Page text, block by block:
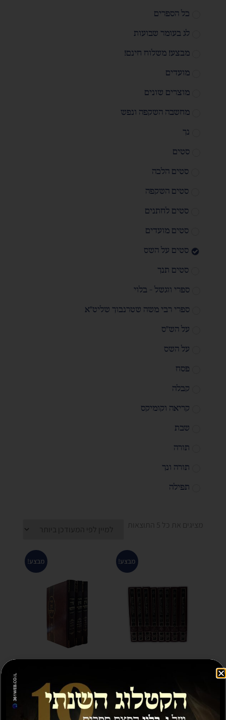
כל הספרים
לג בעומר שבועות
מבצע! משלוח חינם!
מועדים
מוצרים שונים
מחשבה השקפה ונפש
נך
סטים
סטים הלכה
סטים השקפה
סטים לחתנים
סטים מועדים
סטים על השס
סטים תנך
ספרי ווגשל - בלוי
ספרי רבי משה שטרנבוך שליט"א
על הש"ס
על השס
פסח
קבלה
קריאה וקומיקס
שבת
תורה
תורה ונך
תפילה
מציגים את כל ⁦5⁩ התוצאות
מבצע!
משניות יד נחום הדפסה
חדשה
₪30.00
–
120.00
מבצע!
שיעורי עיון התלמוד –
הגאון רבי אבא ברמן
זצל